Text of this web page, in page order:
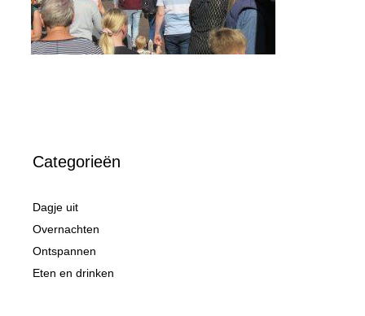
Categorieën
Dagje uit
Overnachten
Ontspannen
Eten en drinken